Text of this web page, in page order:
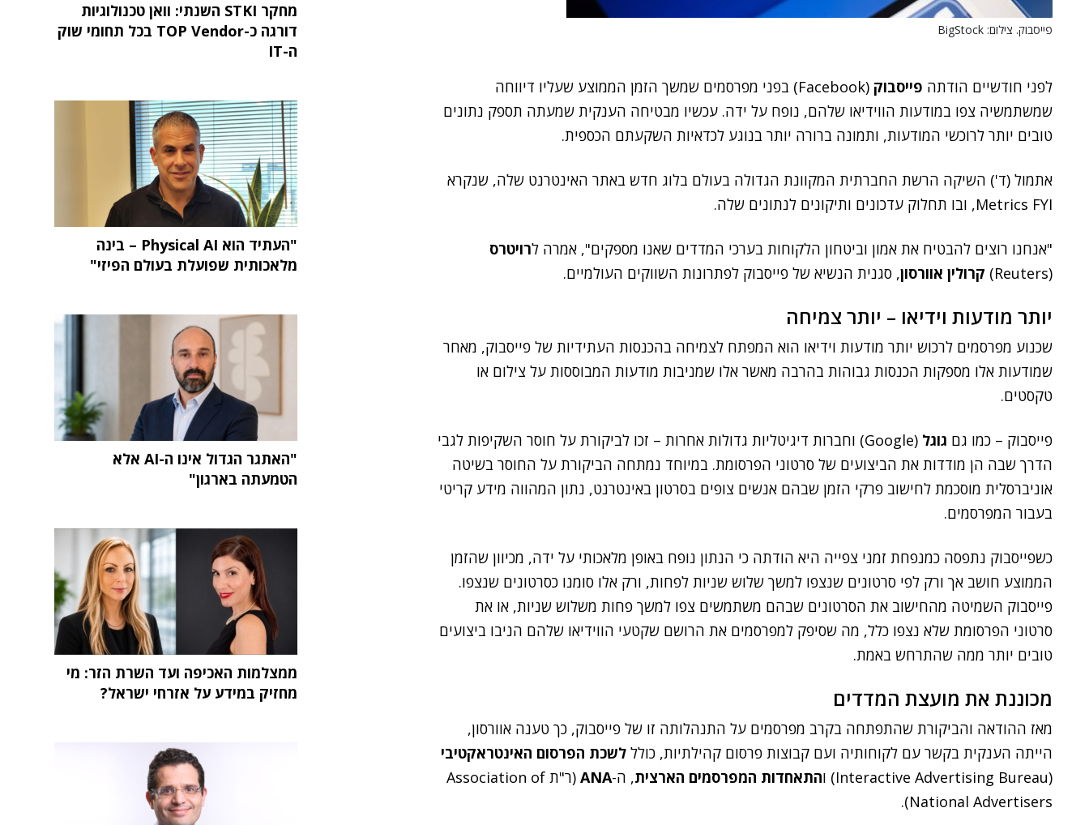
פייסבוק. צילום: BigStock
לפני חודשיים הודתה פייסבוק
(Facebook) בפני מפרסמים שמשך הזמן הממוצע שעליו דיווחה
שמשתמשיה צפו במודעות הווידיאו שלהם, נופח על ידה. עכשיו מבטיחה הענקית שמעתה תספק נתונים
טובים יותר לרוכשי המודעות, ותמונה ברורה יותר בנוגע לכדאיות השקעתם הכספית.
אתמול (ד') השיקה הרשת החברתית המקוונת הגדולה בעולם בלוג חדש באתר האינטרנט שלה, שנקרא
Metrics FYI, ובו תחלוק עדכונים ותיקונים לנתונים שלה.
"אנחנו רוצים להבטיח את אמון וביטחון הלקוחות בערכי המדדים שאנו מספקים", אמרה לרויטרס
(Reuters)
קרולין אוורסון, סגנית הנשיא של פייסבוק לפתרונות השווקים העולמיים.
יותר מודעות וידיאו – יותר צמיחה
שכנוע מפרסמים לרכוש יותר מודעות וידיאו הוא המפתח לצמיחה בהכנסות העתידיות של פייסבוק, מאחר
שמודעות אלו מספקות הכנסות גבוהות בהרבה מאשר אלו שמניבות מודעות המבוססות על צילום או
טקסטים.
פייסבוק – כמו גם גוגל
(Google) וחברות דיגיטליות גדולות אחרות – זכו לביקורת על חוסר השקיפות לגבי
הדרך שבה הן מודדות את הביצועים של סרטוני הפרסומת. במיוחד נמתחה הביקורת על החוסר בשיטה
אוניברסלית מוסכמת לחישוב פרקי הזמן שבהם אנשים צופים בסרטון באינטרנט, נתון המהווה מידע קריטי
בעבור המפרסמים.
כשפייסבוק נתפסה כמנפחת זמני צפייה היא הודתה כי הנתון נופח באופן מלאכותי על ידה, מכיוון שהזמן
הממוצע חושב אך ורק לפי סרטונים שנצפו למשך שלוש שניות לפחות, ורק אלו סומנו כסרטונים שנצפו.
פייסבוק השמיטה מהחישוב את הסרטונים שבהם משתמשים צפו למשך פחות משלוש שניות, או את
סרטוני הפרסומת שלא נצפו כלל, מה שסיפק למפרסמים את הרושם שקטעי הווידיאו שלהם הניבו ביצועים
טובים יותר ממה שהתרחש באמת.
מכוננת את מועצת המדדים
מאז ההודאה והביקורת שהתפתחה בקרב מפרסמים על התנהלותה זו של פייסבוק, כך טענה אוורסון,
הייתה הענקית בקשר עם לקוחותיה ועם קבוצות פרסום קהילתיות, כולל לשכת הפרסום האינטראקטיבי
(Interactive Advertising Bureau) ו
התאחדות המפרסמים הארצית, ה-ANA
(ר"ת Association of
National Advertisers).
מחקר STKI השנתי: וואן טכנולוגיות
דורגה כ-TOP Vendor בכל תחומי שוק
ה-IT
"העתיד הוא Physical AI – בינה
מלאכותית שפועלת בעולם הפיזי"
"האתגר הגדול אינו ה-AI אלא
הטמעתה בארגון"
ממצלמות האכיפה ועד השרת הזר: מי
מחזיק במידע על אזרחי ישראל?